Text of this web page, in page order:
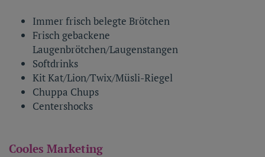
Immer frisch belegte Brötchen
Frisch gebackene
Laugenbrötchen/Laugenstangen
Softdrinks
Kit Kat/Lion/Twix/Müsli-Riegel
Chuppa Chups
Centershocks
Cooles Marketing